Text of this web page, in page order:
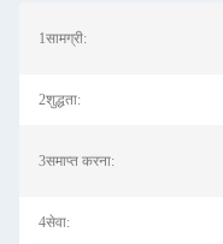
1सामग्री:
2शुद्धता:
3समाप्त करना:
4सेवा: